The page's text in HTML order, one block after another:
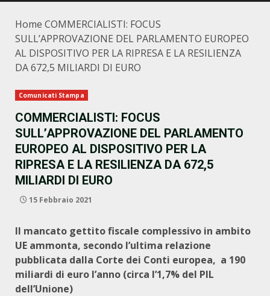
Home COMMERCIALISTI: FOCUS
SULL’APPROVAZIONE DEL PARLAMENTO EUROPEO
AL DISPOSITIVO PER LA RIPRESA E LA RESILIENZA
DA 672,5 MILIARDI DI EURO
Comunicati Stampa
COMMERCIALISTI: FOCUS
SULL’APPROVAZIONE DEL PARLAMENTO
EUROPEO AL DISPOSITIVO PER LA
RIPRESA E LA RESILIENZA DA 672,5
MILIARDI DI EURO
15 Febbraio 2021
Il mancato gettito fiscale complessivo in ambito
UE ammonta, secondo l’ultima relazione
pubblicata dalla Corte dei Conti europea, a 190
miliardi di euro l’anno (circa l’1,7% del PIL
dell’Unione)